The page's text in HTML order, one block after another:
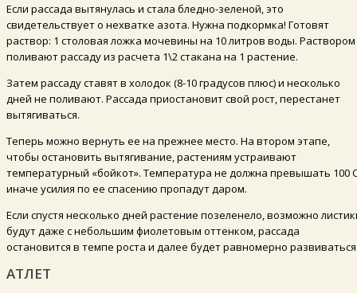
Если рассада вытянулась и стала бледно-зеленой, это
свидетельствует о нехватке азота. Нужна подкормка! Готовят
раствор: 1 столовая ложка мочевины на 10 литров воды. Раствором
поливают рассаду из расчета 1\2 стакана на 1 растение.
Затем рассаду ставят в холодок (8-10 градусов плюс) и несколько
дней не поливают. Рассада приостановит свой рост, перестанет
вытягиваться.
Теперь можно вернуть ее на прежнее место. На втором этапе,
чтобы остановить вытягивание, растениям устраивают
температурный «бойкот». Температура не должна превышать 100
иначе усилия по ее спасению пропадут даром.
Если спустя несколько дней растение позеленело, возможно
будут даже с небольшим фиолетовым оттенком, рассада
остановится в темпе роста и далее будет равномерно
АТЛЕТ